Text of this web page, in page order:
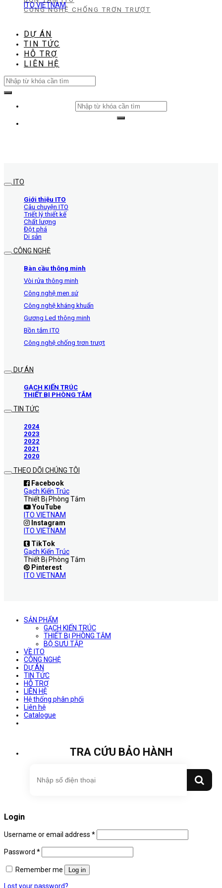
CÔNG NGHỆ CHỐNG TRƠN TRƯỢT
DỰ ÁN
TIN TỨC
HỖ TRỢ
LIÊN HỆ
Search
for:
Search
for:
ITO VIETNAM
ITO
Giới thiệu ITO
Câu chuyện ITO
Triết lý thiết kế
Chất lượng
Đột phá
Di sản
CÔNG NGHỆ
Bàn cầu thông minh
Vòi rửa thông minh
Công nghệ men sứ
Công nghệ kháng khuẩn
Gương Led thông minh
Bồn tắm ITO
Công nghệ chống trơn trượt
DỰ ÁN
GẠCH KIẾN TRÚC
THIẾT BỊ PHÒNG TẮM
TIN TỨC
2024
2023
2022
2021
2020
THEO DÕI CHÚNG TÔI
Facebook
Gạch Kiến Trúc
Thiết Bị Phòng Tắm
YouTube
ITO VIETNAM
Instagram
ITO VIETNAM
TikTok
Gạch Kiến Trúc
Thiết Bị Phòng Tắm
Pinterest
ITO VIETNAM
SẢN PHẨM
GẠCH KIẾN TRÚC
THIẾT BỊ PHÒNG TẮM
BỘ SƯU TẬP
VỀ ITO
CÔNG NGHỆ
DỰ ÁN
TIN TỨC
HỖ TRỢ
LIÊN HỆ
Hệ thống phân phối
Liên hệ
Catalogue
TRA CỨU BẢO HÀNH
Login
Username or email address *
Password *
Remember me Log in
Lost your password?